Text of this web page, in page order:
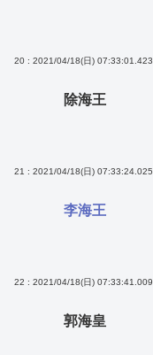
20 : 2021/04/18(日) 07:33:01.423
除海王
21 : 2021/04/18(日) 07:33:24.025
李海王
22 : 2021/04/18(日) 07:33:41.009
郭海皇